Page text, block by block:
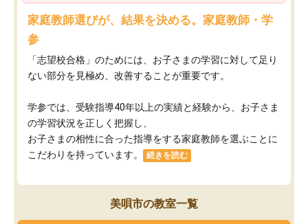
家庭教師選びが、結果を決める。家庭教師・学
参
「志望校合格」のためには、お子さまの学習に対して足り
ない部分を見極め、改善することが重要です。
学参では、受験指導40年以上の実績と経験から、お子さま
の学習状況を正しく把握し、
お子さまの相性に合った指導をする家庭教師を選ぶことに
こだわりを持っています。
続きを読む
美唄市の教室一覧